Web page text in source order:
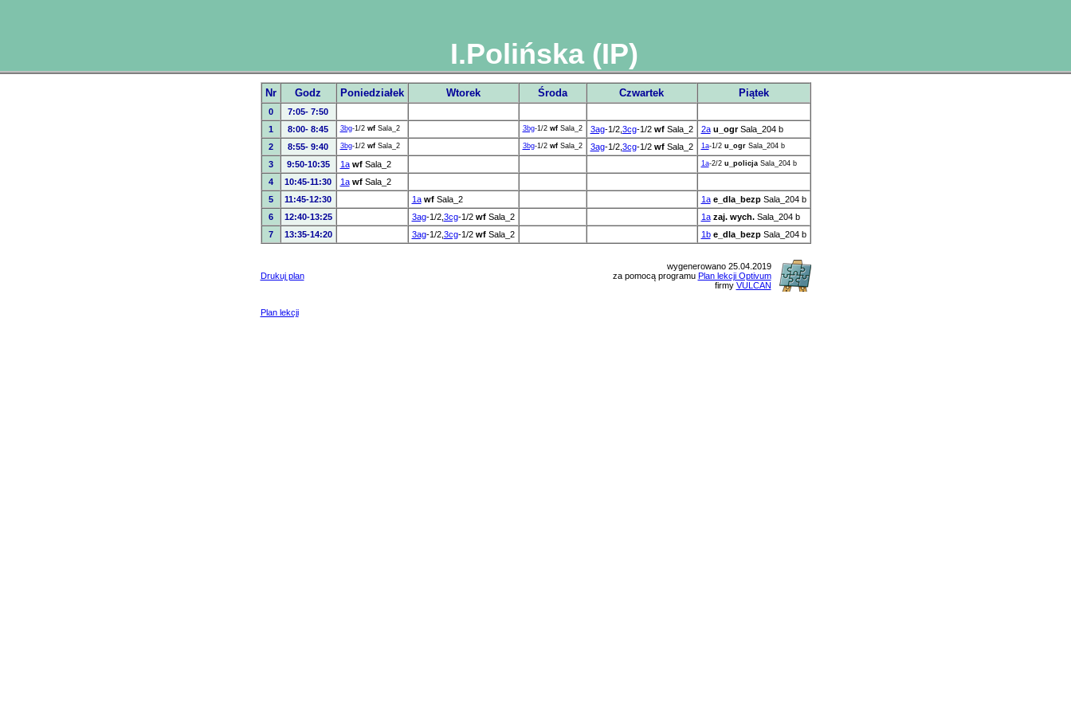
I.Polińska (IP)
Nr Godz Poniedziałek Wtorek Środa Czwartek Piątek
0
7:05- 7:50
1
8:00- 8:45 3bg-1/2 wf Sala_2 3bg-1/2 wf Sala_2 3ag-1/2, 3cg-1/2 wf Sala_2 2a u_ogr Sala_204 b
2
8:55- 9:40 3bg-1/2 wf Sala_2 3bg-1/2 wf Sala_2 3ag-1/2, 3cg-1/2 wf Sala_2 1a-1/2 u_ogr Sala_204 b
3 9:50-10:35 1a wf Sala_2 1a-2/2 u_policja Sala_204 b
4 10:45-11:30 1a wf Sala_2
5
11:45-12:30 1a wf Sala_2 1a e_dla_bezp Sala_204 b
6
12:40-13:25 3ag-1/2, 3cg-1/2 wf Sala_2 1a zaj. wych. Sala_204 b
7
13:35-14:20 3ag-1/2, 3cg-1/2 wf Sala_2 1b e_dla_bezp Sala_204 b
Drukuj plan
wygenerowano 25.04.2019
za pomocą programu Plan lekcji Optivum
firmy VULCAN
Plan lekcji